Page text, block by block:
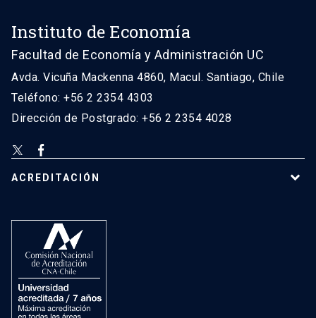
Instituto de Economía
Facultad de Economía y Administración UC
Avda. Vicuña Mackenna 4860, Macul. Santiago, Chile
Teléfono: +56 2 2354 4303
Dirección de Postgrado: +56 2 2354 4028
ACREDITACIÓN